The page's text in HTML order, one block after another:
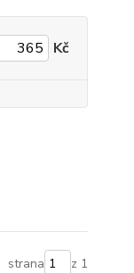
Kč
strana z 1